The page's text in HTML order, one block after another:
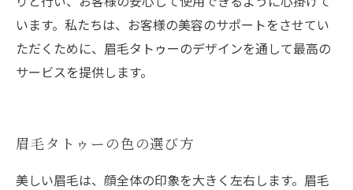
います。私たちは、お客様の美容のサポートをさせてい
ただくために、眉毛タトゥーのデザインを通して最高の
サービスを提供します。
眉毛タトゥーの色の選び方
美しい眉毛は、顔全体の印象を大きく左右します。眉毛